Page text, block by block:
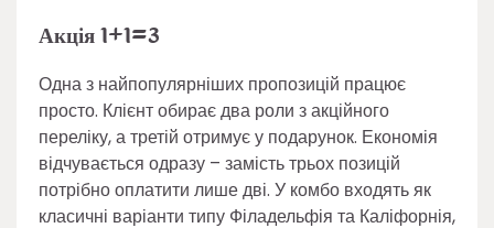
Акція 1+1=3
Одна з найпопулярніших пропозицій працює
просто. Клієнт обирає два роли з акційного
переліку, а третій отримує у подарунок. Економія
відчувається одразу – замість трьох позицій
потрібно оплатити лише дві. У комбо входять як
класичні варіанти типу Філадельфія та Каліфорнія,